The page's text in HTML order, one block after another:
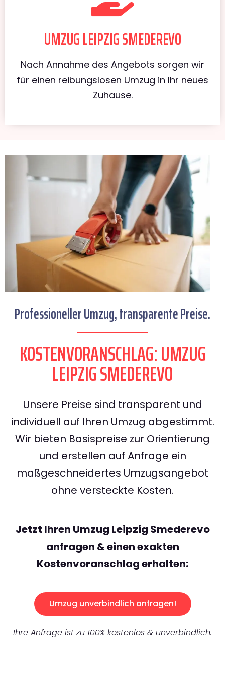
UMZUG LEIPZIG SMEDEREVO
Nach Annahme des Angebots sorgen wir
für einen reibungslosen Umzug in Ihr neues
Zuhause.
Professioneller Umzug, transparente Preise.
KOSTENVORANSCHLAG: UMZUG
LEIPZIG SMEDEREVO
Unsere Preise sind transparent und
individuell auf Ihren Umzug abgestimmt.
Wir bieten Basispreise zur Orientierung
und erstellen auf Anfrage ein
maßgeschneidertes Umzugsangebot
ohne versteckte Kosten.
Jetzt Ihren Umzug Leipzig Smederevo
anfragen & einen exakten
Kostenvoranschlag erhalten:
Umzug unverbindlich anfragen!
Ihre Anfrage ist zu 100% kostenlos & unverbindlich.